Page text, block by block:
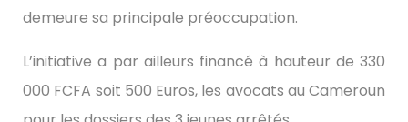
demeure sa principale préoccupation.
L’initiative a par ailleurs financé à hauteur de 330
000 FCFA soit 500 Euros, les avocats au Cameroun